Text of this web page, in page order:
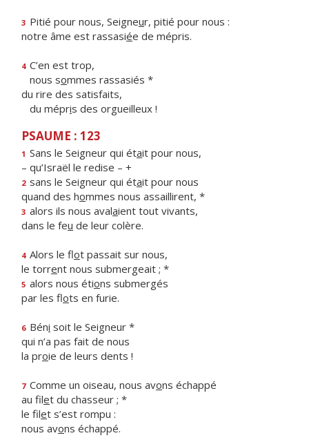
3 Pitié pour nous, Seigneur, pitié pour nous :
notre âme est rassasiée de mépris.
4 C’en est trop,
nous sommes rassasiés *
du rire des satisfaits,
du mépris des orgueilleux !
PSAUME : 123
1 Sans le Seigneur qui était pour nous,
– qu’Israël le redise – +
2 sans le Seigneur qui était pour nous
quand des hommes nous assaillirent, *
3 alors ils nous avalaient tout vivants,
dans le feu de leur colère.
4 Alors le flot passait sur nous,
le torrent nous submergeait ; *
5 alors nous étions submergés
par les flots en furie.
6 Béni soit le Seigneur *
qui n’a pas fait de nous
la proie de leurs dents !
7 Comme un oiseau, nous avons échappé
au filet du chasseur ; *
le filet s’est rompu :
nous avons échappé.